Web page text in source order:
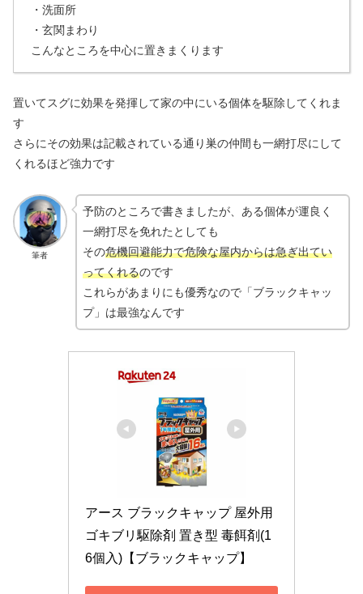
・洗面所
・玄関まわり
こんなところを中心に置きまくります
置いてスグに効果を発揮して家の中にいる個体を駆除してくれま
す
さらにその効果は記載されている通り巣の仲間も一網打尽にして
くれるほど強力です
筆者
予防のところで書きましたが、ある個体が運良く
一網打尽を免れたとしても
その危機回避能力で危険な屋内からは急ぎ出てい
ってくれるのです
これらがあまりにも優秀なので「ブラックキャッ
プ」は最強なんです
アース ブラックキャップ 屋外用
ゴキブリ駆除剤 置き型 毒餌剤(1
6個入)【ブラックキャップ】